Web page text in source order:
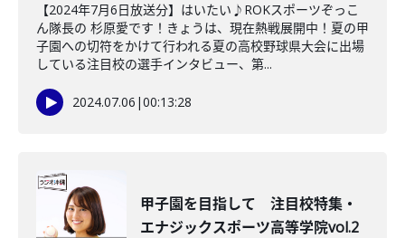
【2024年7月6日放送分】はいたい♪ROKスポーツぞっこ
ん隊長の 杉原愛です！きょうは、現在熱戦展開中！夏の甲
子園への切符をかけて行われる夏の高校野球県大会に出場
している注目校の選手インタビュー、第...
2024.07.06 |00:13:28
甲子園を目指して 注目校特集・
エナジックスポーツ高等学院vol.2